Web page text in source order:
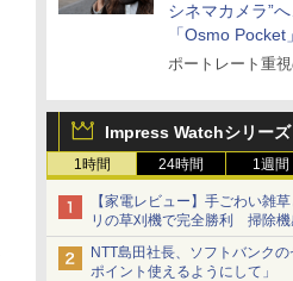
シネマカメラ”
「Osmo
ポートレート重
Impress Watchシリー
1時間 24時間 1週間
【家電レビュー】手ごわい雑
リの草刈機で完全勝利 掃除機
NTT島田社長、ソフトバンク
ポイント使えるようにして」